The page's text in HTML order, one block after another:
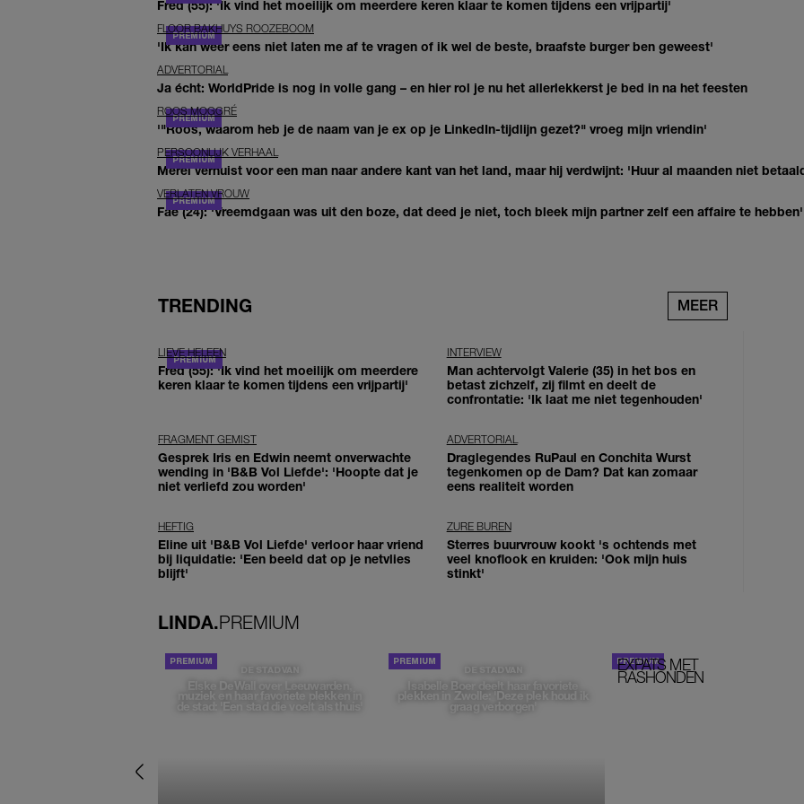
Fred (55): 'Ik vind het moeilijk om meerdere keren klaar te komen tijdens een vrijpartij'
FLOOR BAKHUYS ROOZEBOOM
'Ik kan weer eens niet laten me af te vragen of ik wel de beste, braafste burger ben geweest'
ADVERTORIAL
Ja écht: WorldPride is nog in volle gang – en hier rol je nu het allerlekkerst je bed in na het feesten
ROOS MOGGRÉ
'"Roos, waarom heb je de naam van je ex op je LinkedIn-tijdlijn gezet?" vroeg mijn vriendin'
PERSOONLIJK VERHAAL
Merel verhuist voor een man naar andere kant van het land, maar hij verdwijnt: 'Huur al maanden niet
VERLATEN VROUW
Fae (24): 'Vreemdgaan was uit den boze, dat deed je niet, toch bleek mijn partner zelf een affaire te hebben'
TRENDING MEER
LIEVE HELEEN
Fred (55): 'Ik vind het moeilijk om meerdere
keren klaar te komen tijdens een vrijpartij'
INTERVIEW
Man achtervolgt Valerie (35) in het bos en
betast zichzelf, zij filmt en deelt de
confrontatie: 'Ik laat me niet tegenhouden'
FRAGMENT GEMIST
Gesprek Iris en Edwin neemt onverwachte
wending in 'B&B Vol Liefde': 'Hoopte dat je
niet verliefd zou worden'
ADVERTORIAL
Draglegendes RuPaul en Conchita Wurst
tegenkomen op de Dam? Dat kan zomaar
eens realiteit worden
HEFTIG
Eline uit 'B&B Vol Liefde' verloor haar vriend
bij liquidatie: 'Een beeld dat op je netvlies
blijft'
ZURE BUREN
Sterres buurvrouw kookt 's ochtends met
veel knoflook en kruiden: 'Ook mijn huis
stinkt'
LINDA.PREMIUM
DE STAD VAN
Elske DeWall over Leeuwarden,
muziek en haar favoriete plekken in
de stad: 'Een stad die voelt als thuis'
DE STAD VAN
Isabelle Boer deelt haar favoriete
plekken in Zwolle: 'Deze plek houd ik
graag verborgen'
EXPATS MET
RASHONDEN